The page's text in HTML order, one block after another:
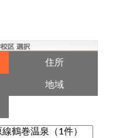
住所
地域